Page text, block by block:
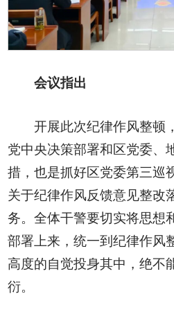
会议指出
开展此次纪律作风整顿
党中央决策部署和区党委、
措，也是抓好区党委第三巡
关于纪律作风反馈意见整改
务。全体干警要切实将思想
部署上来，统一到纪律作风
高度的自觉投身其中，绝不
衍。